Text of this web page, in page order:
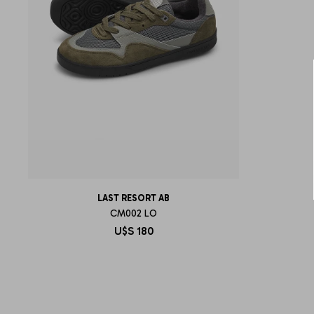
LAST RESORT AB
CM002 LO
U$S 180